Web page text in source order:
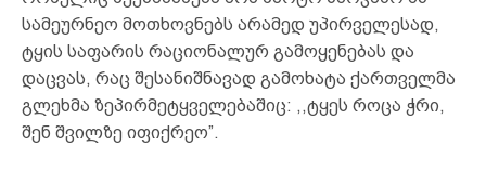
სამეურნეო მოთხოვნებს არამედ უპირველესად,
ტყის საფარის რაციონალურ გამოყენებას და
დაცვას, რაც შესანიშნავად გამოხატა ქართველმა
გლეხმა ზეპირმეტყველებაშიც: ,,ტყეს როცა ჭრი,
შენ შვილზე იფიქრეო”.